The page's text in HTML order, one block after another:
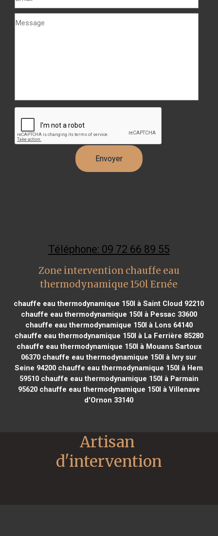
Téléphone: 09 72 66 89 55
Zone intervention chauffe eau
thermodynamique 150l Ernée
chauffe eau thermodynamique 150l à Saint Cloud 92210
chauffe eau thermodynamique 150l à Pessac 33600
chauffe eau thermodynamique 150l à Lons 64140
chauffe eau thermodynamique 150l à La Ferrière 85280
chauffe eau thermodynamique 150l à Mouans Sartoux
06370 chauffe eau thermodynamique 150l à Ivry sur
Seine 94200 chauffe eau thermodynamique 150l à Hem
59510chauffe eau thermodynamique 150l à Parmain
95620chauffe eau thermodynamique 150l à Villenave
d'Ornon 33140
Artisan
d'intervention